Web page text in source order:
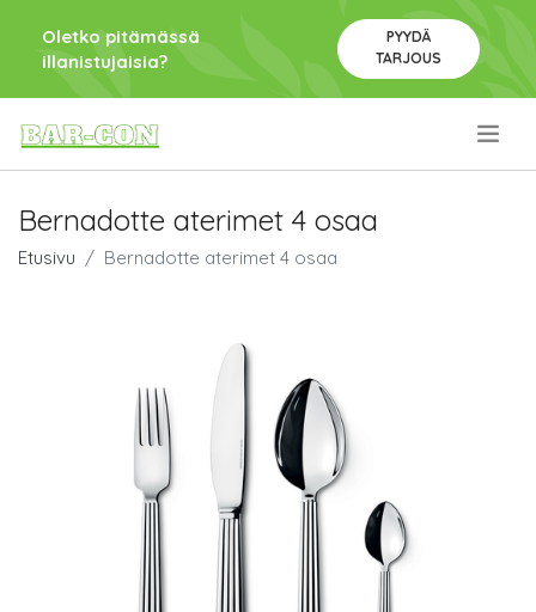
Oletko pitämässä
illanistujaisia?
PYYDÄ
TARJOUS
Bernadotte aterimet 4 osaa
Etusivu Bernadotte aterimet 4 osaa